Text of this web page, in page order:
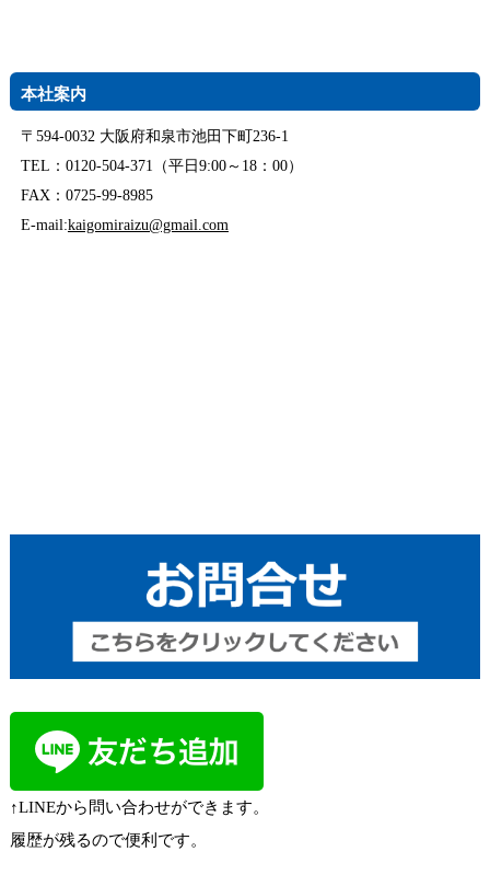
本社案内
〒594-0032 大阪府和泉市池田下町236-1
TEL：0120-504-371（平日9:00～18：00）
FAX：0725-99-8985
E-mail:kaigomiraizu@gmail.com
↑LINEから問い合わせができます。
履歴が残るので便利です。